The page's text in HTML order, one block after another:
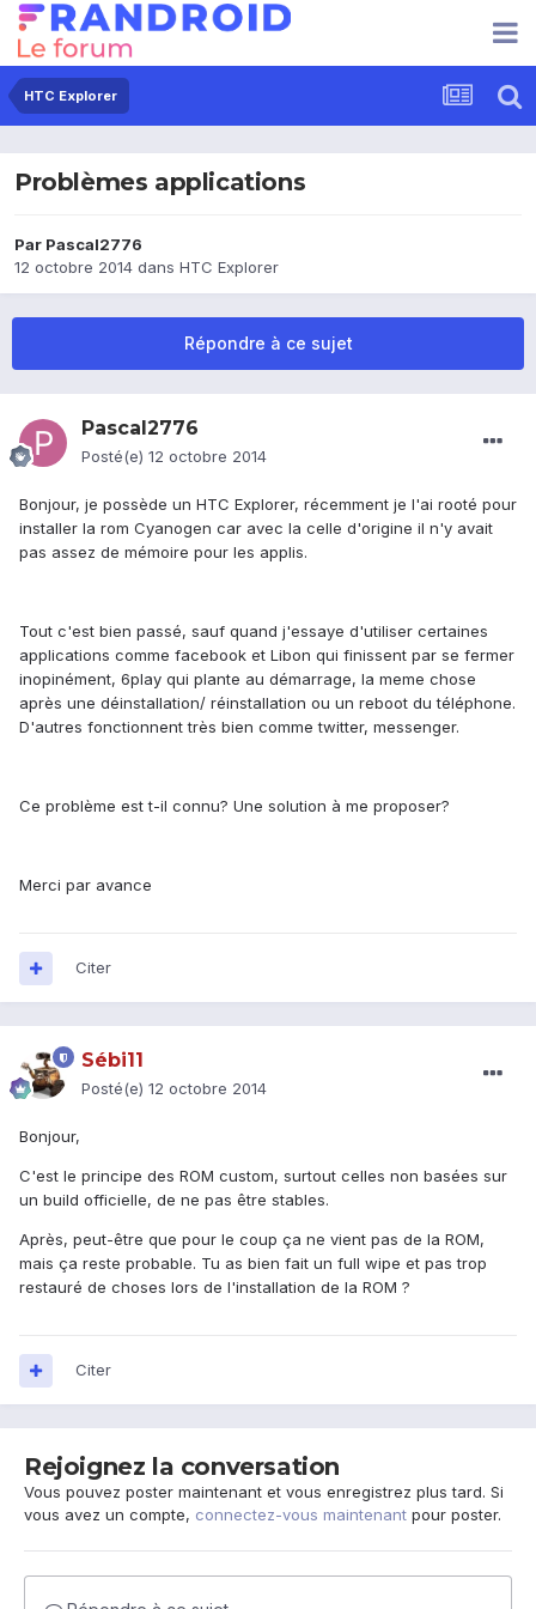
HTC Explorer
Problèmes applications
Par Pascal2776
12 octobre 2014 dans HTC Explorer
Répondre à ce sujet
Pascal2776
Posté(e) 12 octobre 2014
Bonjour, je possède un HTC Explorer, récemment je l'ai rooté pour
installer la rom Cyanogen car avec la celle d'origine il n'y avait
pas assez de mémoire pour les applis.
Tout c'est bien passé, sauf quand j'essaye d'utiliser certaines
applications comme facebook et Libon qui finissent par se fermer
inopinément, 6play qui plante au démarrage, la meme chose
après une déinstallation/ réinstallation ou un reboot du téléphone.
D'autres fonctionnent très bien comme twitter, messenger.
Ce problème est t-il connu? Une solution à me proposer?
Merci par avance
Citer
Sébi11
Posté(e) 12 octobre 2014
Bonjour,
C'est le principe des ROM custom, surtout celles non basées sur
un build officielle, de ne pas être stables.
Après, peut-être que pour le coup ça ne vient pas de la ROM,
mais ça reste probable. Tu as bien fait un full wipe et pas trop
restauré de choses lors de l'installation de la ROM ?
Citer
Rejoignez la conversation
Vous pouvez poster maintenant et vous enregistrez plus tard. Si
vous avez un compte, connectez-vous maintenant pour poster.